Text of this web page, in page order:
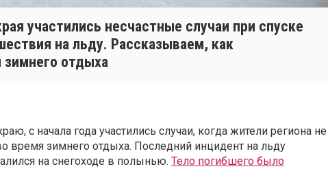
участились несчастные случаи при спуске
на льду. Рассказываем, как
зимнего отдыха
с начала года участились случаи, когда жители региона не
время зимнего отдыха. Последний инцидент на льду
на снегоходе в полынью. Тело погибшего было